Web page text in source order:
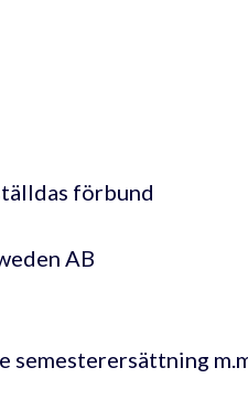
förbund
AB
semesterersättning